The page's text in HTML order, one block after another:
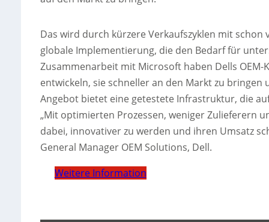
Das wird durch kürzere Verkaufszyklen mit
globale Implementierung, die den Bedarf für
Zusammenarbeit mit Microsoft haben Dells
entwickeln, sie schneller an den Markt zu bringen
Angebot bietet eine getestete Infrastruktur, die
„Mit optimierten Prozessen, weniger Zulieferern
dabei, innovativer zu werden und ihren Umsatz
General Manager OEM Solutions, Dell.
Weitere Information